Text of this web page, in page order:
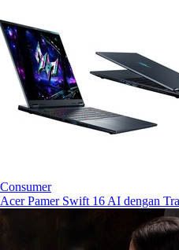
Consumer
Acer Pamer Swift 16 AI dengan